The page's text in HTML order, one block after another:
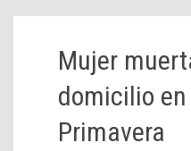
Mujer
domicilio
Primavera